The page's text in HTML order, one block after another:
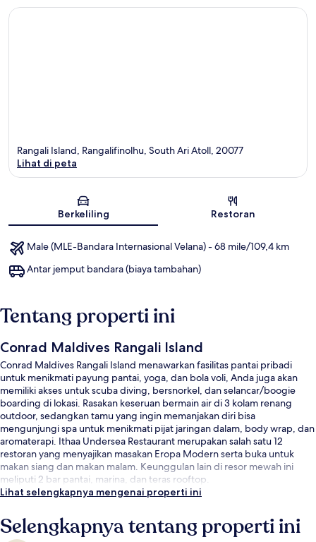
Rangali Island, Rangalifinolhu, South Ari Atoll, 20077
Lihat di peta
Berkeliling Restoran
Male (MLE-Bandara Internasional Velana) - 68 mile/109,4 km
Antar jemput bandara (biaya tambahan)
Tentang properti ini
Conrad Maldives Rangali Island
Conrad Maldives Rangali Island menawarkan fasilitas pantai pribadi
untuk menikmati payung pantai, yoga, dan bola voli, Anda juga akan
memiliki akses untuk scuba diving, bersnorkel, dan selancar/boogie
boarding di lokasi. Rasakan keseruan bermain air di 3 kolam renang
outdoor, sedangkan tamu yang ingin memanjakan diri bisa
mengunjungi spa untuk menikmati pijat jaringan dalam, body wrap, dan
aromaterapi. Ithaa Undersea Restaurant merupakan salah satu 12
restoran yang menyajikan masakan Eropa Modern serta buka untuk
makan siang dan makan malam. Keunggulan lain di resor mewah ini
meliputi 2 bar pantai, marina, dan teras rooftop.
Lihat selengkapnya mengenai properti ini
Selengkapnya tentang properti ini